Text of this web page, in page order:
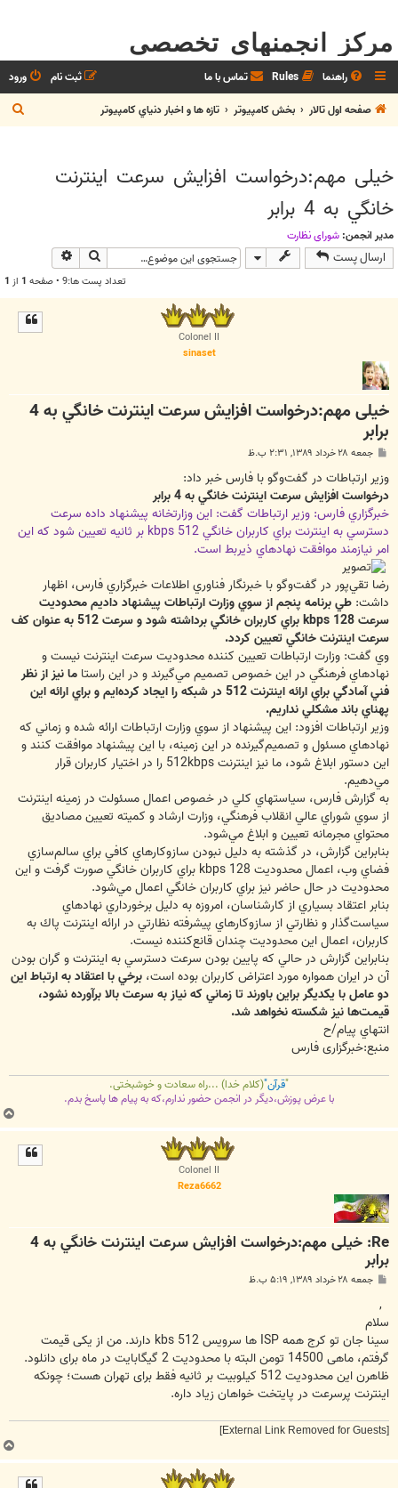
مرکز انجمنهای تخصصی
راهنما Rules تماس با ما ورود
ثبت نام
صفحه اول تالار
بخش كامپيوتر تازه ها و اخبار دنياي کامپيوتر
س
خیلی مهم:درخواست افزايش سرعت اينترنت
خانگي به 4 برابر
مدیر انجمن: شوراي نظارت
ارسال پست جستجو
تعداد پست ها:9 • صفحه 1 از 1
Colonel II
sinaset
خیلی مهم:درخواست افزايش سرعت اينترنت خانگي به 4
برابر
ت
جمعه ۲۸ خرداد ۱۳۸۹, ۲:۳۱ ب.ظ
وزير ارتباطات در گفت‌وگو با فارس خبر داد:
درخواست افزايش سرعت اينترنت خانگي به 4 برابر
خبرگزاري فارس: وزير ارتباطات گفت: اين وزارتخانه پيشنهاد داده سرعت
دسترسي به اينترنت براي كاربران خانگي 512 kbps بر ثانيه تعيين شود كه اين
امر نيازمند موافقت نهادهاي ذيربط است.
رضا تقي‌پور در گفت‌وگو با خبرنگار فناوري اطلاعات خبرگزاري فارس، اظهار
داشت: طي برنامه پنجم از سوي وزارت ارتباطات پيشنهاد داديم محدوديت
سرعت kbps 128 براي كاربران خانگي برداشته شود و سرعت 512 به عنوان كف
سرعت اينترنت خانگي تعيين كردد.
وي گفت: وزارت ارتباطات تعيين كننده محدوديت سرعت اينترنت نيست و
نهادهاي فرهنگي در اين خصوص تصميم مي‌گيرند و در اين راستا ما نيز از نظر
فني آمادگي براي ارائه اينترنت 512 در شبكه را ايجاد كرده‌ايم و براي ارائه اين
پهناي باند مشكلي نداريم.
وزير ارتباطات افزود: اين پيشنهاد از سوي وزارت ارتباطات ارائه شده و زماني كه
نهادهاي مسئول و تصميم‌گيرنده در اين زمينه، با اين پيشنهاد موافقت كنند و
اين دستور ابلاغ شود، ما نيز اينترنت 512kbps را در اختيار كاربران قرار
مي‌دهيم.
به گزارش فارس، سياستهاي كلي در خصوص اعمال مسئولت در زمينه اينترنت
از سوي شوراي عالي انقلاب فرهنگي، وزارت ارشاد و كميته تعيين مصاديق
محتواي مجرمانه تعيين و ابلاغ مي‌شود.
بنابراين گزارش، در گذشته به دليل نبودن سازوكارهاي كافي براي سالم‌سازي
فضاي وب، اعمال محدوديت 128 kbps براي كاربران خانگي صورت گرفت و اين
محدوديت در حال حاضر نيز براي كاربران خانگي اعمال مي‌شود.
بنابر اعتقاد بسياري از كارشناسان،‌ امروزه به دليل برخورداري نهادهاي
سياست‌گذار و نظارتي از سازوكارهاي پيشرفته نظارتي در ارائه اينترنت پاك به
كاربران، اعمال اين محدوديت چندان قانع‌كننده نيست.
بنابراين گزارش در حالي كه پايين‌ بودن سرعت دسترسي به اينترنت و گران بودن
آن در ايران همواره مورد اعتراض كاربران بوده است، برخي با اعتقاد به ارتباط اين
دو عامل با يكديگر براين باورند تا زماني كه نياز به سرعت بالا برآورده نشود،
قيمـت‌ها نيز شكسته نخواهد شد.
انتهاي پيام/ح
منبع:خبرگزاری فارس
"قرآن"(کلام خدا) ...راه سعادت و خوشبختی.
با عرض پوزش،دیگر در انجمن حضور ندارم،که به پیام ها پاسخ بدم.
Colonel II
Reza6662
Re: خیلی مهم:درخواست افزايش سرعت اينترنت خانگي به 4
برابر
جمعه ۲۸ خرداد ۱۳۸۹, ۵:۱۹ ب.ظ
,
سلام
سینا جان تو کرج همه ISP ها سرویس 512 kbs دارند. من از یکی قیمت
گرفتم، ماهی 14500 تومن البته با محدودیت 2 گیگابایت در ماه برای دانلود.
ظاهرن این محدودیت 512 کیلوبیت بر ثانیه فقط برای تهران هست؛ چونکه
اینترنت پرسرعت در پایتخت خواهان زیاد داره.
[External Link Removed for Guests]